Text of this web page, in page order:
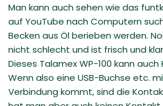
Man kann auch sehen wie das
auf YouTube nach Computern
Becken aus Öl berieben werden.
nicht schlecht und ist frisch und
Dieses Talamex WP-100 kann
Wenn also eine USB-Buchse etc.
Verbindung kommt, sind die